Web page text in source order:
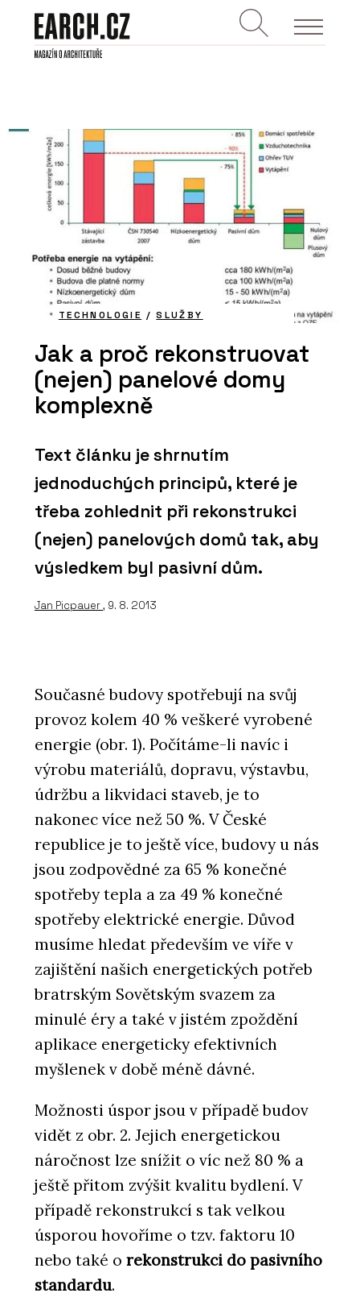
TECHNOLOGIE /SLUŽBY
Jak a proč rekonstruovat
(nejen) panelové domy
komplexně
Text článku je shrnutím
jednoduchých principů, které je
třeba zohlednit při rekonstrukci
(nejen) panelových domů tak, aby
výsledkem byl pasivní dům.
Jan Picpauer, 9. 8. 2013
Současné budovy spotřebují na svůj
provoz kolem 40 % veškeré vyrobené
energie (obr. 1). Počítáme-li navíc i
výrobu materiálů, dopravu, výstavbu,
údržbu a likvidaci staveb, je to
nakonec více než 50 %. V České
republice je to ještě více, budovy u nás
jsou zodpovědné za 65 % konečné
spotřeby tepla a za 49 % konečné
spotřeby elektrické energie. Důvod
musíme hledat především ve víře v
zajištění našich energetických potřeb
bratrským Sovětským svazem za
minulé éry a také v jistém zpoždění
aplikace energeticky efektivních
myšlenek v době méně dávné.
Možnosti úspor jsou v případě budov
vidět z obr. 2. Jejich energetickou
náročnost lze snížit o víc než 80 % a
ještě přitom zvýšit kvalitu bydlení. V
případě rekonstrukcí s tak velkou
úsporou hovoříme o tzv. faktoru 10
nebo také o rekonstrukci do pasivního
standardu.